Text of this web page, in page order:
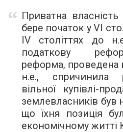
Приватна
бере початок у VI
IV століттях до
податкову
реформа, проведена
н.е., спричинила
вільної купівлі-
землевласників був
що їхня позиція
економічному житті